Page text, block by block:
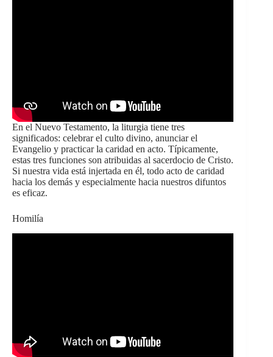
En el Nuevo Testamento, la liturgia tiene tres
significados: celebrar el culto divino, anunciar el
Evangelio y practicar la caridad en acto. Típicamente,
estas tres funciones son atribuidas al sacerdocio de Cristo.
Si nuestra vida está injertada en él, todo acto de caridad
hacia los demás y especialmente hacia nuestros difuntos
es eficaz.
Homilía